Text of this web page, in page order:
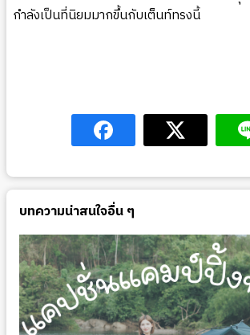
กำลังเป็นที่นิยมมากขึ้นกับเต็นท์ทรงนี้
บทความน่าสนใจอื่น ๆ